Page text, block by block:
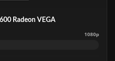
Radeon VEGA
1080p